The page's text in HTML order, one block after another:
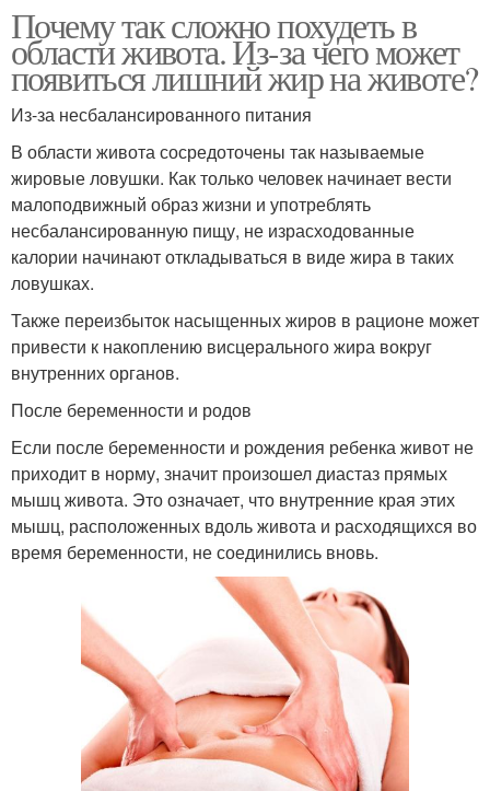
Почему так сложно похудеть в
области живота. Из-за чего может
появиться лишний жир на животе?
Из-за несбалансированного питания
В области живота сосредоточены так называемые
жировые ловушки. Как только человек начинает вести
малоподвижный образ жизни и употреблять
несбалансированную пищу, не израсходованные
калории начинают откладываться в виде жира в таких
ловушках.
Также переизбыток насыщенных жиров в рационе может
привести к накоплению висцерального жира вокруг
внутренних органов.
После беременности и родов
Если после беременности и рождения ребенка живот не
приходит в норму, значит произошел диастаз прямых
мышц живота. Это означает, что внутренние края этих
мышц, расположенных вдоль живота и расходящихся во
время беременности, не соединились вновь.